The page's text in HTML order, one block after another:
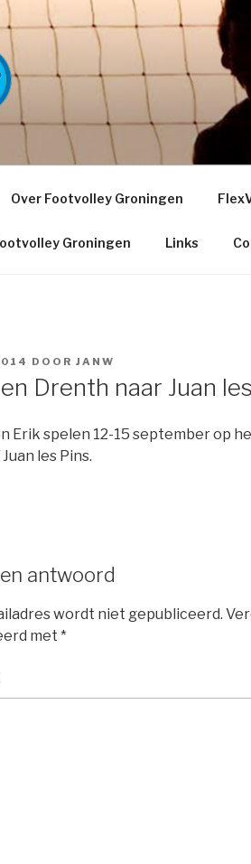
Over Footvolley Groningen
Groningen Links
DOOR JANW
Drenth naar Juan
Erik spelen 12-15 september op
les Pins.
antwoord
wordt niet gepubliceerd.
met *